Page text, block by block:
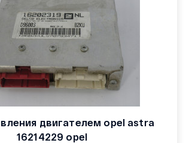
двигателем opel astra
16214229 opel